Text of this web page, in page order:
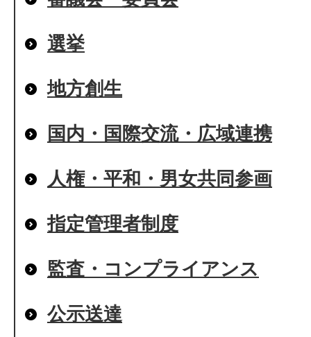
選挙
地方創生
国内・国際交流・広域連携
人権・平和・男女共同参画
指定管理者制度
監査・コンプライアンス
公示送達